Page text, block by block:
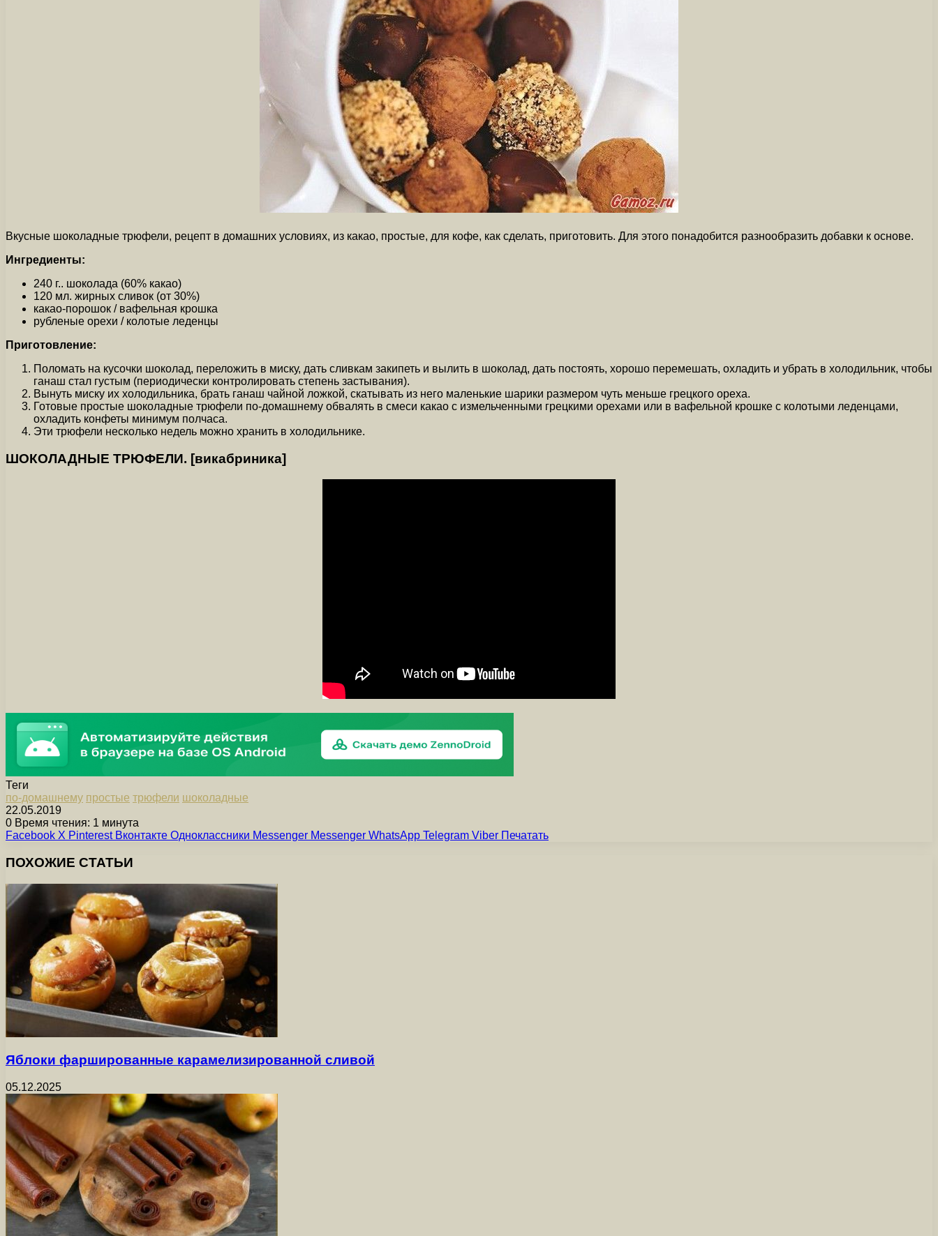
Вкусные шоколадные трюфели, рецепт в домашних условиях, из какао, простые, для кофе, как сделать, приготовить. Для этого понадобится разнообразить добавки к основе.
Ингредиенты:
240 г.. шоколада (60% какао)
120 мл. жирных сливок (от 30%)
какао-порошок / вафельная крошка
рубленые орехи / колотые леденцы
Приготовление:
Поломать на кусочки шоколад, переложить в миску, дать сливкам закипеть и вылить в шоколад, дать постоять, хорошо перемешать, охладить и убрать в холодильник, чтобы
ганаш стал густым (периодически контролировать степень застывания).
Вынуть миску их холодильника, брать ганаш чайной ложкой, скатывать из него маленькие шарики размером чуть меньше грецкого ореха.
Готовые простые шоколадные трюфели по-домашнему обвалять в смеси какао с измельченными грецкими орехами или в вафельной крошке с колотыми леденцами,
охладить конфеты минимум полчаса.
Эти трюфели несколько недель можно хранить в холодильнике.
ШОКОЛАДНЫЕ ТРЮФЕЛИ. [викабриника]
Теги
по-домашнему простые трюфели шоколадные
22.05.2019
0 Время чтения: 1 минута
Facebook X Pinterest Вконтакте Одноклассники Messenger Messenger WhatsApp Telegram Viber Печатать
ПОХОЖИЕ СТАТЬИ
Яблоки фаршированные карамелизированной сливой
05.12.2025